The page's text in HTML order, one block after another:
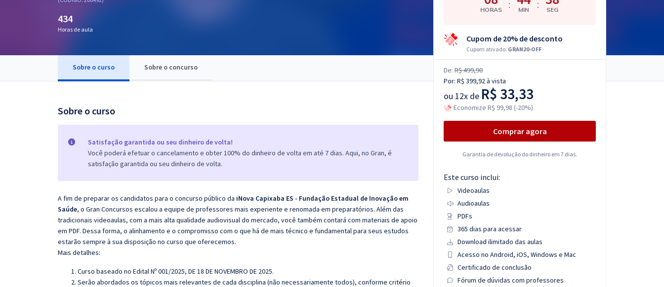
OAB
434
Horas de aula
Sobre o curso Sobre o concurso
Sobre o curso
Satisfação garantida ou seu dinheiro de volta!
Você poderá efetuar o cancelamento e obter 100% do dinheiro de volta em até 7 dias. Aqui, no Gran, é
satisfação garantida ou seu dinheiro de volta.
A fim de preparar os candidatos para o concurso público da iNova Capixaba ES - Fundação Estadual de Inovação em
Saúde, o Gran Concursos escalou a equipe de professores mais experiente e renomada em preparatórios. Além das
tradicionais videoaulas, com a mais alta qualidade audiovisual do mercado, você também contará com materiais de apoio
em PDF. Dessa forma, o alinhamento e o compromisso com o que há de mais técnico e fundamental para seus estudos
estarão sempre à sua disposição no curso que oferecemos.
Mais detalhes:
Curso baseado no Edital Nº 001/2025, DE 18 DE NOVEMBRO DE 2025.
Serão abordados os tópicos mais relevantes de cada disciplina (não necessariamente todos), conforme critério
HORAS : MIN : SEG
Cupom de 20% de desconto
Cupom ativado: GRAN20-OFF
De: R$ 499,90
Por: R$ 399,92à vista
ou 12x de R$ 33,33
Economize R$ 99,98 (-20%)
Comprar agora
Garantia de devolução do dinheiro em 7 dias.
Este curso inclui:
Videoaulas
Audioaulas
PDFs
365 dias para acessar
Download ilimitado das aulas
Acesso no Android, iOS, Windows e Mac
Certificado de conclusão
Fórum de dúvidas com professores